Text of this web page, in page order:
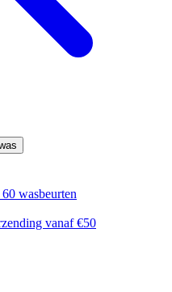
wasbeurten
vanaf €50